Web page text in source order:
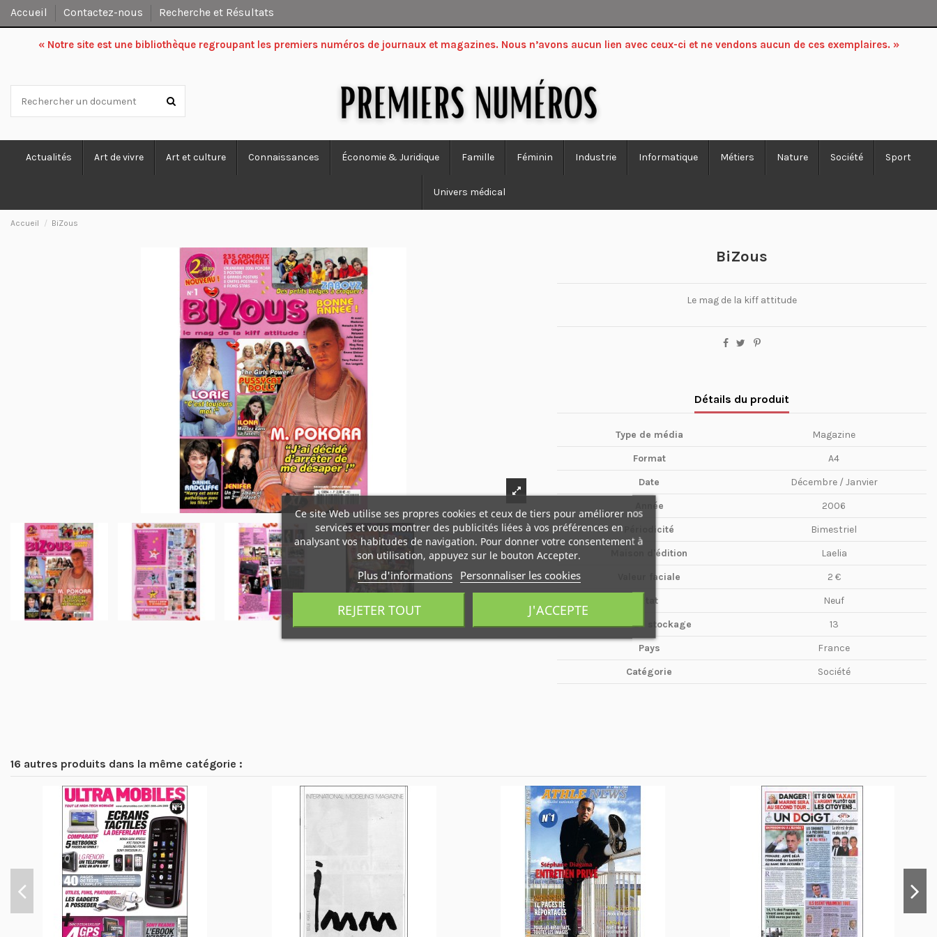
Accueil Contactez-nous Recherche et Résultats
« Notre site est une bibliothèque regroupant les premiers numéros de journaux et magazines. Nous n’avons aucun lien avec ceux-ci et ne vendons aucun de ces exemplaires. »
Actualités Art de vivre Art et culture Connaissances Économie & Juridique Famille Féminin Industrie Informatique Métiers Nature Société Sport
Univers médical
Accueil BiZous
BiZous
Le mag de la kiff attitude
Détails du produit
Type de média
Magazine
Format
A4
Date
Décembre / Janvier
Année
2006
Périodicité
Bimestriel
Maison d'édition
Laelia
Valeur faciale
2 €
Etat
Neuf
Boîte de stockage
13
Pays
France
Catégorie
Société
16 autres produits dans la même catégorie :
Ce site Web utilise ses propres cookies et ceux de tiers pour améliorer nos
services et vous montrer des publicités liées à vos préférences en
analysant vos habitudes de navigation. Pour donner votre consentement à
son utilisation, appuyez sur le bouton Accepter.
Plus d'informations Personnaliser les cookies
REJETER TOUT J'ACCEPTE